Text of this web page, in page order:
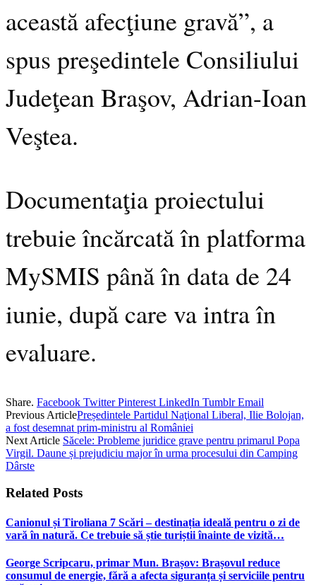
această afecţiune gravă”, a
spus preşedintele Consiliului
Judeţean Braşov, Adrian-Ioan
Veştea.
Documentaţia proiectului
trebuie încărcată în platforma
MySMIS până în data de 24
iunie, după care va intra în
evaluare.
Share. Facebook Twitter Pinterest LinkedIn Tumblr Email
Previous ArticlePreședintele Partidul Naţional Liberal, Ilie Bolojan,
a fost desemnat prim-ministru al României
Next Article Săcele: Probleme juridice grave pentru primarul Popa
Virgil. Daune și prejudiciu major în urma procesului din Camping
Dârste
Related Posts
Canionul și Tiroliana 7 Scări – destinația ideală pentru o zi de
vară în natură. Ce trebuie să știe turiștii înainte de vizită…
George Scripcaru, primar Mun. Brașov: Brașovul reduce
consumul de energie, fără a afecta siguranța și serviciile pentru